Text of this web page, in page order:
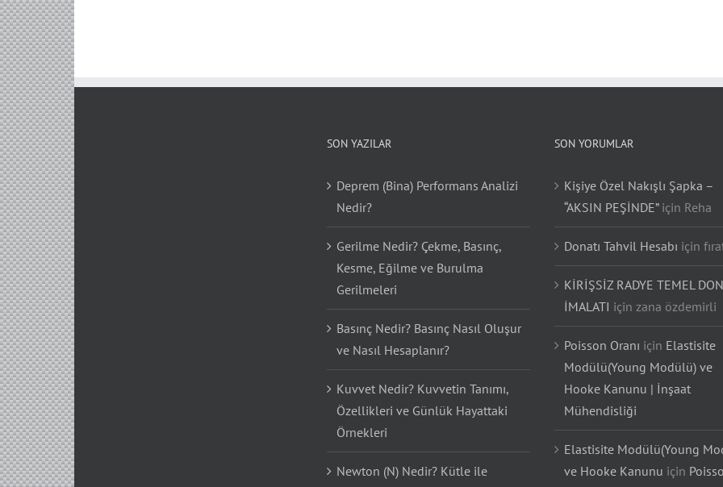
Deprem (Bina) Performans Analizi
Nedir?
Gerilme Nedir? Çekme, Basınç,
Kesme, Eğilme ve Burulma
Gerilmeleri
Basınç Nedir? Basınç Nasıl Oluşur
ve Nasıl Hesaplanır?
Kuvvet Nedir? Kuvvetin Tanımı,
Özellikleri ve Günlük Hayattaki
Örnekleri
Kişiye Özel Nakışlı Şapka –
“AKSIN PEŞİNDE”
için Reha
Donatı Tahvil Hesabı içinfırat
KİRİŞSİZ RADYE TEMEL
İMALATI için zana özdemirli
Poisson Oranıiçin Elastisite
Modülü(Young Modülü) ve
Hooke Kanunu | İnşaat
Mühendisliği
Elastisite Modülü(Young